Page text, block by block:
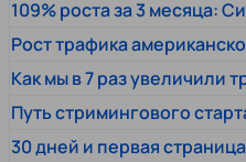
109% роста за 3 месяца:
Рост трафика
Как мы в 7 раз увеличили
Путь стримингового
30 дней и первая